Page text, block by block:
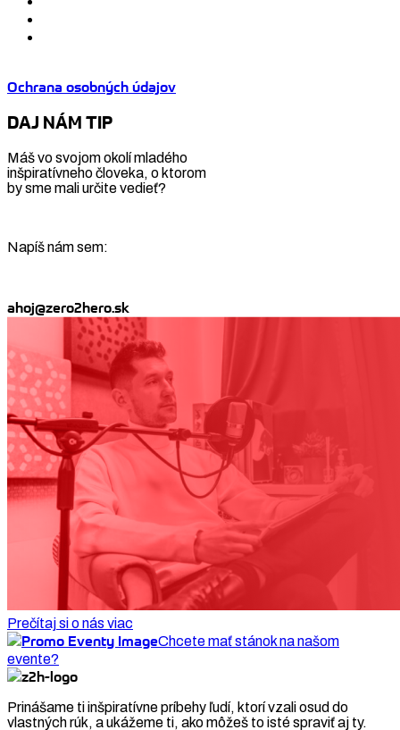
Ochrana osobných údajov
DAJ NÁM TIP
Máš vo svojom okolí mladého
inšpiratívneho človeka, o ktorom
by sme mali určite vedieť?
Napíš nám sem:
ahoj@zero2hero.sk
Prečítaj si o nás viac
Chcete mať stánok na našom
evente?
Prinášame ti inšpiratívne príbehy ľudí, ktorí vzali osud do
vlastných rúk, a ukážeme ti, ako môžeš to isté spraviť aj ty.